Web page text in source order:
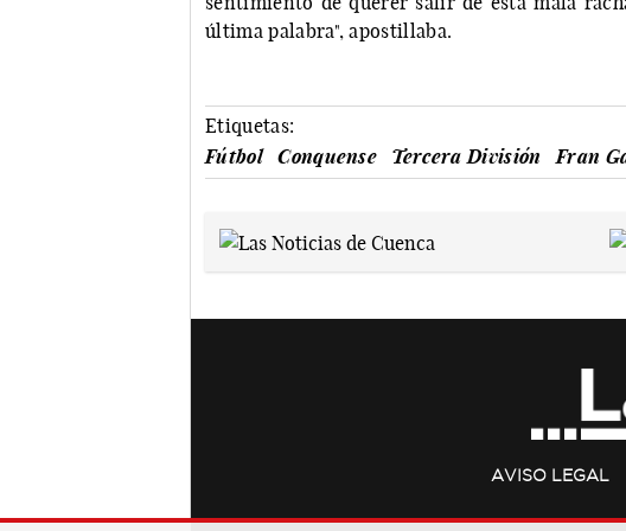
última palabra", apostillaba.
Etiquetas:
Fútbol
Conquense Tercera División Fran
AVISO LEGAL